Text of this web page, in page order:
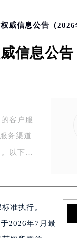
约）
约）
威信息公告（2026
信息公告
客户服
务渠道
以下内
准执行。
2026年7月最